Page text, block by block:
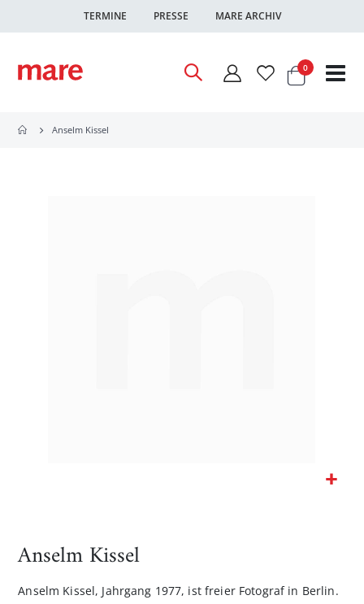
TERMINE PRESSE MARE ARCHIV
Warenkorb
0Artikel
Anselm Kissel
Bildgalerie
Anselm Kissel
Anselm Kissel, Jahrgang 1977, ist freier Fotograf in Berlin.